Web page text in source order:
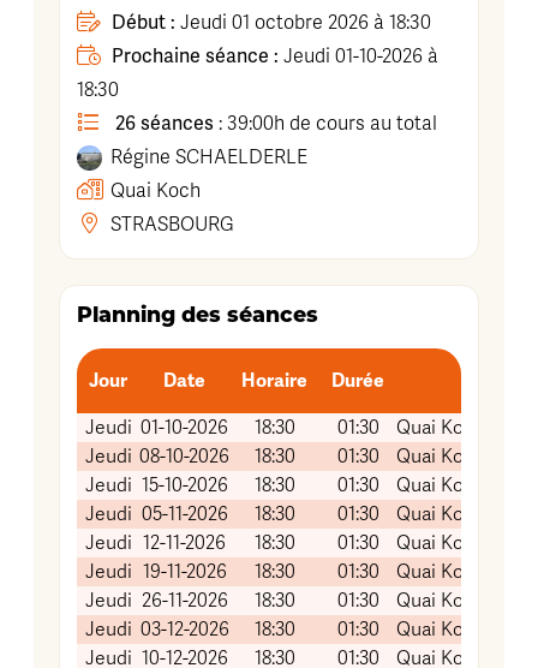
Début : Jeudi 01 octobre 2026 à 18:30
Prochaine séance : Jeudi 01-10-2026 à
18:30
26 séances : 39:00h de cours au total
Régine SCHAELDERLE
Quai Koch
STRASBOURG
Planning des séances
Jour Date Horaire Durée
Jeudi 01-10-2026 18:30 01:30
Quai Koch
Jeudi 08-10-2026 18:30 01:30
Quai Koch
Jeudi 15-10-2026 18:30 01:30
Quai Koch
Jeudi 05-11-2026 18:30 01:30
Quai Koch
Jeudi 12-11-2026 18:30 01:30
Quai Koch
Jeudi 19-11-2026 18:30 01:30
Quai Koch
Jeudi 26-11-2026 18:30 01:30
Quai Koch
Jeudi 03-12-2026 18:30 01:30
Quai Koch
Jeudi 10-12-2026 18:30 01:30 Quai Koch